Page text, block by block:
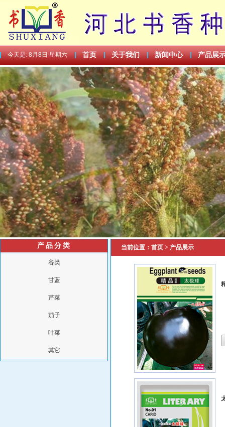
今天是:8月8日 星期六 首页 关于我们 新闻中心 产品展
产品分类
谷类
甘蓝
芹菜
茄子
叶菜
其它
当前位置： 首页 > 产品展示